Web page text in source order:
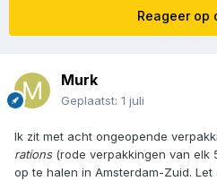
Reageer op
Murk
Geplaatst: 1 juli
Ik zit met acht ongeopende
rations(rode verpakkingen van elk
op te halen in Amsterdam-Zuid. Let